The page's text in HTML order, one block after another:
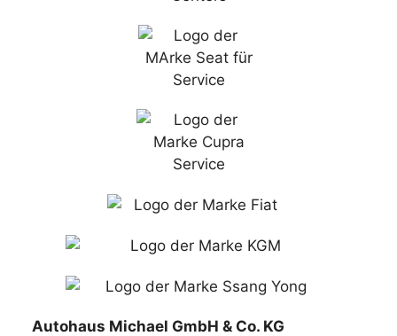
Autohaus Michael GmbH & Co. KG